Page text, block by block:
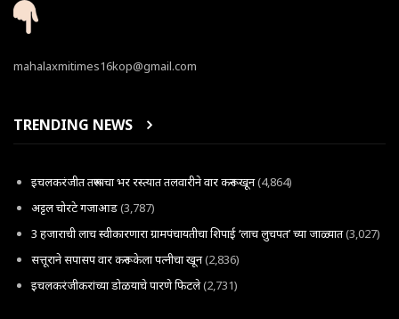
mahalaxmitimes16kop@gmail.com
TRENDING NEWS
इचलकरंजीत तरूणाचा भर रस्त्यात तलवारीने वार करून खून(4,864)
अट्टल चोरटे गजाआड(3,787)
3 हजाराची लाच स्वीकारणारा ग्रामपंचायतीचा शिपाई ‘लाच लुचपत’ च्या जाळ्यात(3,027)
सत्तूराने सपासप वार करून केला पत्नीचा खून(2,836)
इचलकरंजीकरांच्या डोळयाचे पारणे फिटले(2,731)